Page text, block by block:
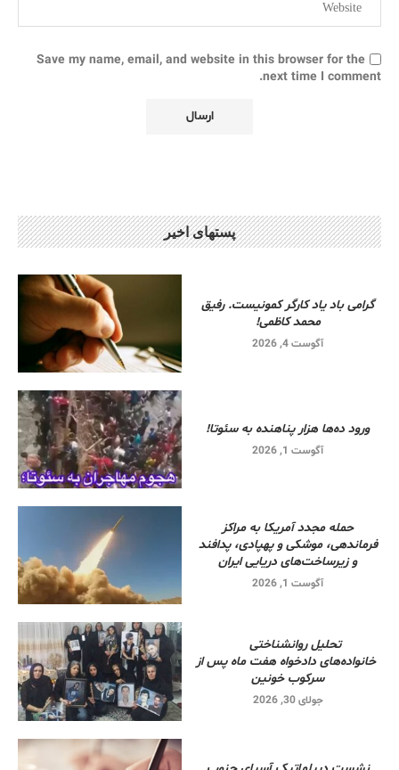
Save my name, email, and website in this browser for the
next time I comment.
پستهای اخیر
گرامی باد یاد کارگر کمونیست. رفیق
محمد کاظمی!
آگوست 4, 2026
ورود ده‌ها هزار پناهنده به سئوتا!
آگوست 1, 2026
حمله مجدد آمریکا به مراکز
فرماندهی، موشکی و پهپادی، پدافند
و زیرساخت‌های دریایی ایران
آگوست 1, 2026
تحلیل روانشناختی
خانواده‌های دادخواه هفت ماه پس از
سرکوب خونین
جولای 30, 2026